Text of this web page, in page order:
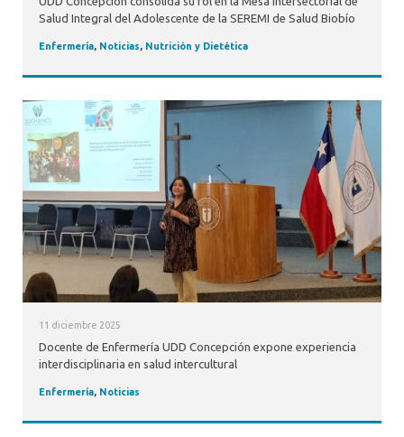
Salud Integral del Adolescente de la SEREMI de Salud Biobío
Enfermería, Noticias, Nutrición y Dietética
11 diciembre 2025
Docente de Enfermería UDD Concepción expone experiencia
interdisciplinaria en salud intercultural
Enfermería, Noticias